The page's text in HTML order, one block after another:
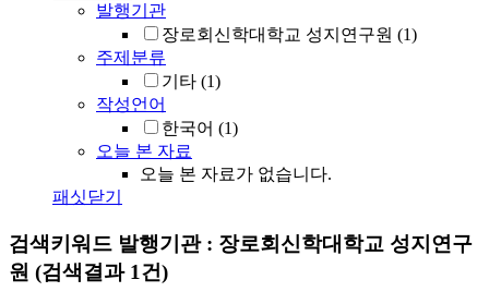
발행기관
장로회신학대학교 성지연구원 (1)
주제분류
기타 (1)
작성언어
한국어 (1)
오늘 본 자료
오늘 본 자료가 없습니다.
패싯닫기
검색키워드 발행기관 : 장로회신학대학교 성지연구
원 (검색결과 1건)